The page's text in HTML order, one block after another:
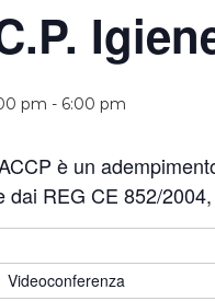
pm - 6:00 pm
è un
dai REG CE 852/
Videoconferenza